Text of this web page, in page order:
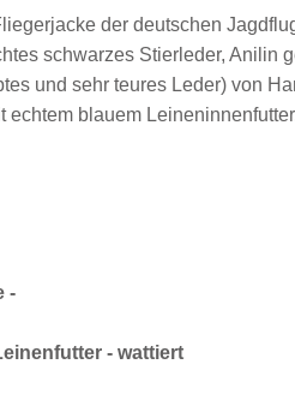
der deutschen
schwarzes Stierleder, Anilin
und sehr teures Leder) von
echtem blauem
-
- wattiert